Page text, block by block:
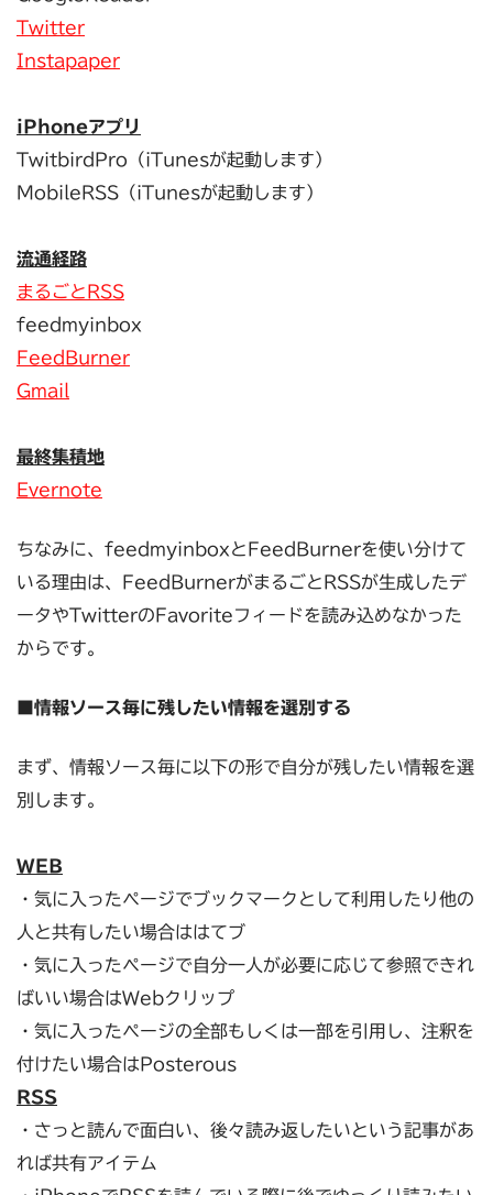
Twitter
Instapaper
iPhoneアプリ
TwitbirdPro（iTunesが起動します）
MobileRSS（iTunesが起動します）
流通経路
まるごとRSS
feedmyinbox
FeedBurner
Gmail
最終集積地
Evernote
ちなみに、feedmyinboxとFeedBurnerを使い分けて
いる理由は、FeedBurnerがまるごとRSSが生成したデ
ータやTwitterのFavoriteフィードを読み込めなかった
からです。
■情報ソース毎に残したい情報を選別する
まず、情報ソース毎に以下の形で自分が残したい情報を選
別します。
WEB
・気に入ったページでブックマークとして利用したり他の
人と共有したい場合ははてブ
・気に入ったページで自分一人が必要に応じて参照できれ
ばいい場合はWebクリップ
・気に入ったページの全部もしくは一部を引用し、注釈を
付けたい場合はPosterous
RSS
・さっと読んで面白い、後々読み返したいという記事があ
れば共有アイテム